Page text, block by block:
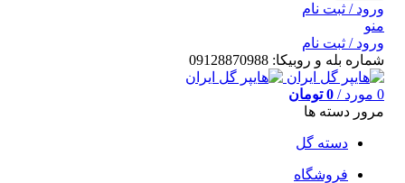
ورود / ثبت نام
منو
ورود / ثبت نام
شماره بله و روبیکا: 09128870988
0 مورد /
0 تومان
مرور دسته ها
دسته گل
فروشگاه